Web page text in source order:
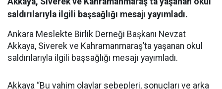
saldırılarıyla ilgili başsağlığı mesajı yayımladı.
Ankara Meslekte Birlik Derneği Başkanı Nevzat
Akkaya, Siverek ve Kahramanmaraş’ta yaşanan okul
saldırılarıyla ilgili başsağlığı mesajı yayımladı.
Akkaya “Bu vahim olaylar sebepleri, sonuçları ve arka